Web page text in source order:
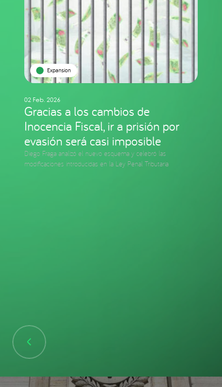
Expansion
02 Feb. 2026
Gracias a los cambios de
Inocencia Fiscal, ir a prisión por
evasión será casi imposible
Diego Fraga analizó el nuevo esquema y celebró las
modificaciones introducidas en la Ley Penal Tributaria